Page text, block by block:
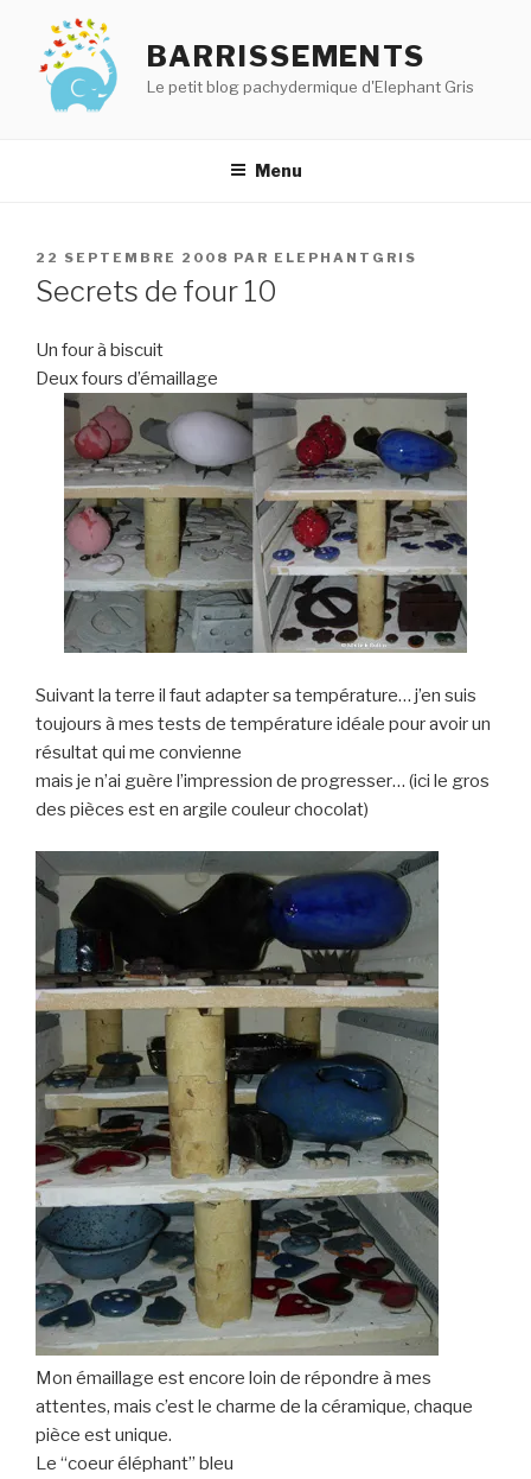
contenu
principal
BARRISSEMENTS
Le petit blog pachydermique d'Elephant Gris
Menu
PUBLIÉ
LE
22 SEPTEMBRE 2008 PAR ELEPHANTGRIS
Secrets de four 10
Un four à biscuit
Deux fours d’émaillage
Suivant la terre il faut adapter sa température… j’en suis
toujours à mes tests de température idéale pour avoir un
résultat qui me convienne
mais je n’ai guère l’impression de progresser… (ici le gros
des pièces est en argile couleur chocolat)
Mon émaillage est encore loin de répondre à mes
attentes, mais c’est le charme de la céramique, chaque
pièce est unique.
Le “coeur éléphant” bleu